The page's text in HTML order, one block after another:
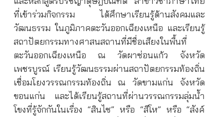
ที่เข้าร่วมกิจกรรม ได้ศึกษาเรียนรู้ด้านสังคมและ
วัฒนธรรม ในภูมิภาคตะวันออกเฉียงเหนือ และเรียนรู้
สถาปัตยกรรมทางศาสนสถานที่มีชื่อเสียงในพื้นที่
ตะวันออกเฉียงเหนือ ณ วัดผาซ่อนแก้ว จังหวัด
เพชรบูรณ์ เรียนรู้วัฒนธรรมผ่านสถาปัตยกรรมท้องถิ่น
เชื่อมโยงวรรณกรรมท้องถิ่น ณ วัดขามแก่น จังหวัด
ขอนแก่น และได้เรียนรู้สถานที่ผ่านวรรณกรรมลุ่มน้ำ
โขงที่รู้จักกันในเรื่อง “สินไซ” หรือ “สีโห” หรือ “สังค์